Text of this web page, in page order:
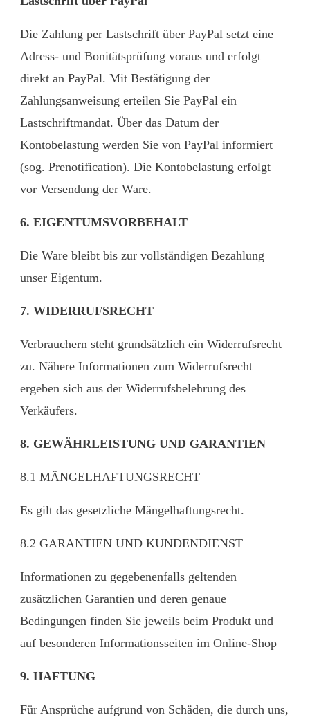
Die Zahlung per Lastschrift über PayPal setzt eine
Adress- und Bonitätsprüfung voraus und erfolgt
direkt an PayPal. Mit Bestätigung der
Zahlungsanweisung erteilen Sie PayPal ein
Lastschriftmandat. Über das Datum der
Kontobelastung werden Sie von PayPal informiert
(sog. Prenotification). Die Kontobelastung erfolgt
vor Versendung der Ware.
6. EIGENTUMSVORBEHALT
Die Ware bleibt bis zur vollständigen Bezahlung
unser Eigentum.
7. WIDERRUFSRECHT
Verbrauchern steht grundsätzlich ein Widerrufsrecht
zu. Nähere Informationen zum Widerrufsrecht
ergeben sich aus der Widerrufsbelehrung des
Verkäufers.
8. GEWÄHRLEISTUNG UND GARANTIEN
8.1 MÄNGELHAFTUNGSRECHT
Es gilt das gesetzliche Mängelhaftungsrecht.
8.2 GARANTIEN UND KUNDENDIENST
Informationen zu gegebenenfalls geltenden
zusätzlichen Garantien und deren genaue
Bedingungen finden Sie jeweils beim Produkt und
auf besonderen Informationsseiten im Online-Shop
9. HAFTUNG
Für Ansprüche aufgrund von Schäden, die durch uns,